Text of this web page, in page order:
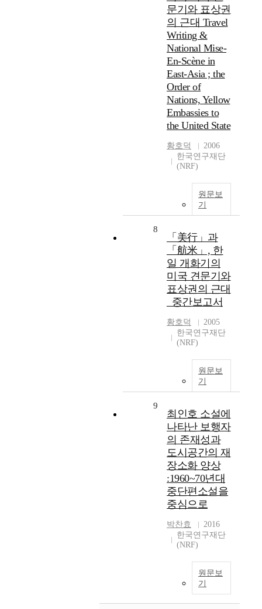
문기와 표상권
의 근대 Travel
Writing &
National Mise-
En-Scène in
East-Asia ; the
Order of
Nations, Yellow
Embassies to
the United State
황호덕
2006
한국연구재단
(NRF)
원문보
기
8
「美行」과
「航米」, 한
일 개화기의
미국 견문기와
표상권의 근대
_중간보고서
황호덕
2005
한국연구재단
(NRF)
원문보
기
9
최인호 소설에
나타난 보행자
의 존재성과
도시공간의 재
장소화 양상
:1960~70년대
중단편소설을
중심으로
박찬효
2016
한국연구재단
(NRF)
원문보
기